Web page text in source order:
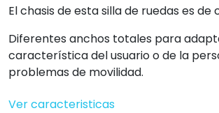
El chasis de esta silla de ruedas es de
Diferentes anchos totales para
característica del usuario o de la
problemas de movilidad.
Ver caracteristicas